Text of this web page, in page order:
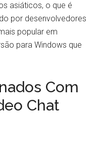
asiáticos, o que é
por desenvolvedores
popular em
para Windows que
Com
Chat